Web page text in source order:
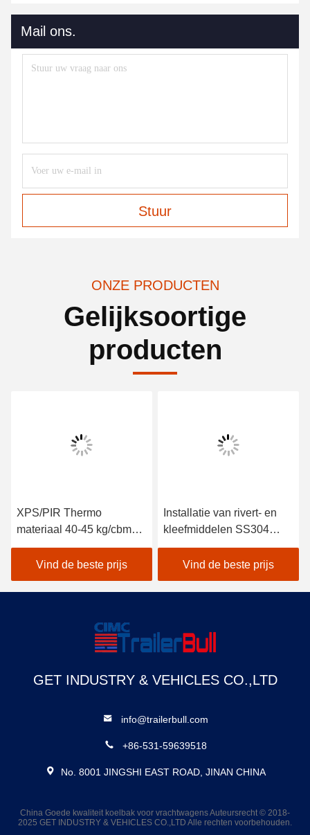
Mail ons.
Stuur
ONZE PRODUCTEN
Gelijksoortige
producten
XPS/PIR Thermo
materiaal 40-45 kg/cbm
voor overland expeditie
weg camping RV caravan
Vind de beste prijs
Installatie van rivert- en
kleefmiddelen SS304
hoekbedekking voor
campingwagens voor
expeditiewagens
Vind de beste prijs
GET INDUSTRY & VEHICLES CO.,LTD
info@trailerbull.com
+86-531-59639518
No. 8001 JINGSHI EAST ROAD, JINAN CHINA
China Goede kwaliteit koelbak voor vrachtwagens Auteursrecht © 2018-
2025 GET INDUSTRY & VEHICLES CO.,LTD Alle rechten voorbehouden.